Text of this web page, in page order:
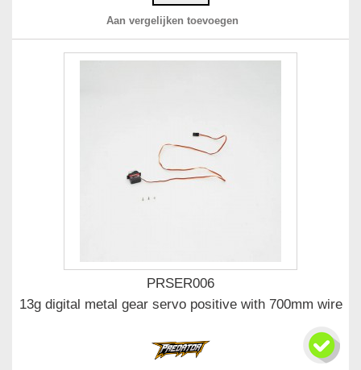
Aan vergelijken toevoegen
PRSER006
13g digital metal gear servo positive with 700mm wire